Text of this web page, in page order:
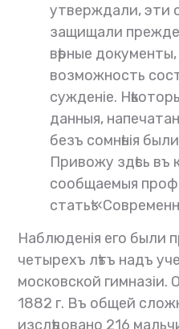
утверждали, эти
защищали
вѣрные
возможность
сужденіе.
данныя,
безъ сомнѣнія
Привожу здѣсь въ
сообщаемыя
статьѣ
Наблюденія его были
четырехъ лѣтъ надъ
московской гимназіи.
1882 г. Въ общей
изслѣдовано 216